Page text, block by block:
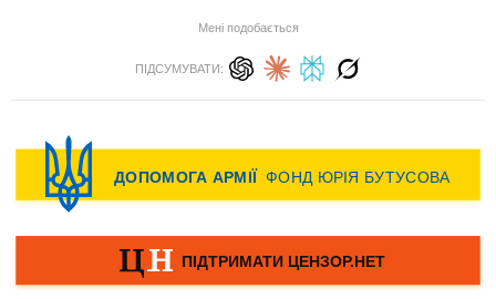
Мені подобається
ПІДСУМУВАТИ: